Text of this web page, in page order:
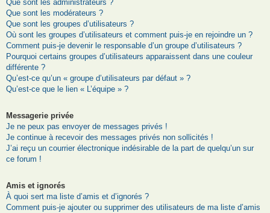
Que sont les administrateurs ?
Que sont les modérateurs ?
Que sont les groupes d’utilisateurs ?
Où sont les groupes d’utilisateurs et comment puis-je en rejoindre un ?
Comment puis-je devenir le responsable d’un groupe d’utilisateurs ?
Pourquoi certains groupes d’utilisateurs apparaissent dans une couleur
différente ?
Qu’est-ce qu’un « groupe d’utilisateurs par défaut » ?
Qu’est-ce que le lien « L’équipe » ?
Messagerie privée
Je ne peux pas envoyer de messages privés !
Je continue à recevoir des messages privés non sollicités !
J’ai reçu un courrier électronique indésirable de la part de quelqu’un sur
ce forum !
Amis et ignorés
À quoi sert ma liste d’amis et d’ignorés ?
Comment puis-je ajouter ou supprimer des utilisateurs de ma liste d’amis